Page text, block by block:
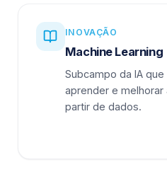
INOVAÇÃO
Machine Learning
Subcampo da IA
aprender e
partir de dados.